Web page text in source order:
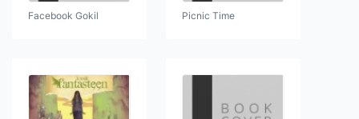
Facebook Gokil Picnic Time